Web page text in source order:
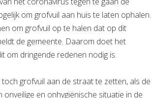
om grofvuil aan huis te laten ophalen.
om grofvuil op te halen dat op dit
de gemeente. Daarom doet het
om dringende redenen nodig is.
grofvuil aan de straat te zetten, als de
en onhygiënische situatie in de